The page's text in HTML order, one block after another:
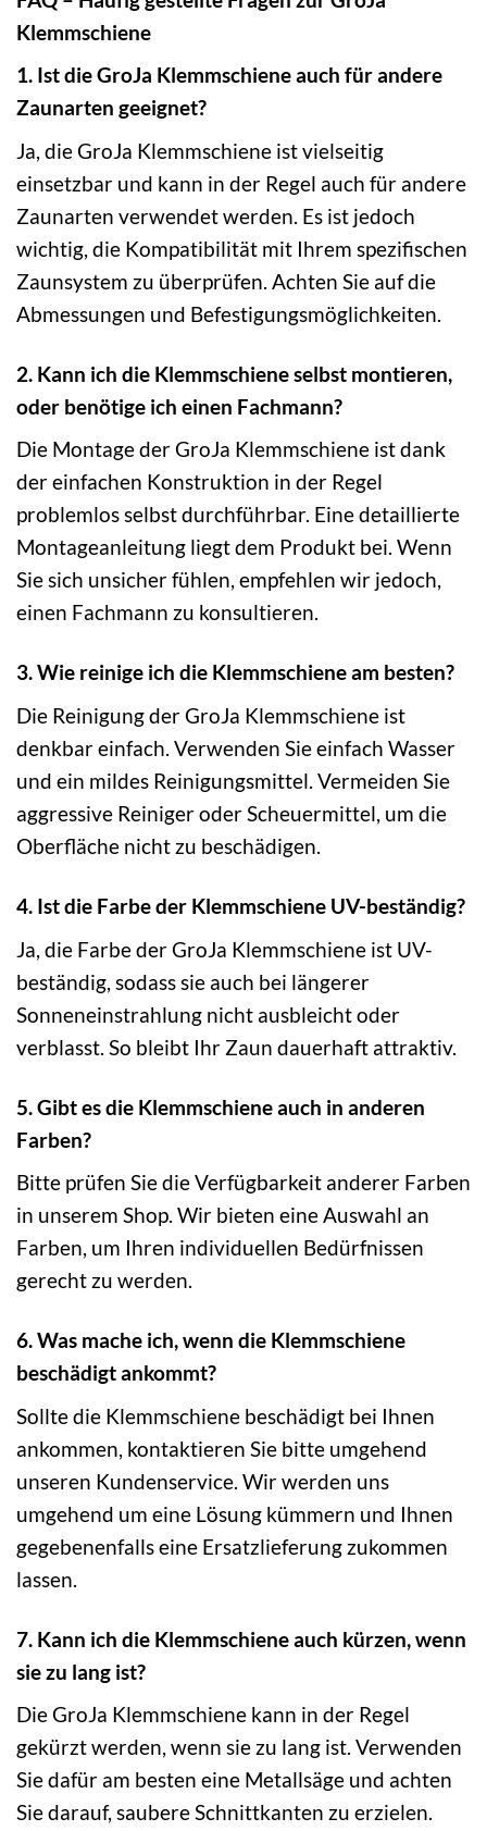
Klemmschiene
1. Ist die GroJa Klemmschiene auch für andere
Zaunarten geeignet?
Ja, die GroJa Klemmschiene ist vielseitig
einsetzbar und kann in der Regel auch für andere
Zaunarten verwendet werden. Es ist jedoch
wichtig, die Kompatibilität mit Ihrem spezifischen
Zaunsystem zu überprüfen. Achten Sie auf die
Abmessungen und Befestigungsmöglichkeiten.
2. Kann ich die Klemmschiene selbst montieren,
oder benötige ich einen Fachmann?
Die Montage der GroJa Klemmschiene ist dank
der einfachen Konstruktion in der Regel
problemlos selbst durchführbar. Eine detaillierte
Montageanleitung liegt dem Produkt bei. Wenn
Sie sich unsicher fühlen, empfehlen wir jedoch,
einen Fachmann zu konsultieren.
3. Wie reinige ich die Klemmschiene am besten?
Die Reinigung der GroJa Klemmschiene ist
denkbar einfach. Verwenden Sie einfach Wasser
und ein mildes Reinigungsmittel. Vermeiden Sie
aggressive Reiniger oder Scheuermittel, um die
Oberfläche nicht zu beschädigen.
4. Ist die Farbe der Klemmschiene UV-beständig?
Ja, die Farbe der GroJa Klemmschiene ist UV-
beständig, sodass sie auch bei längerer
Sonneneinstrahlung nicht ausbleicht oder
verblasst. So bleibt Ihr Zaun dauerhaft attraktiv.
5. Gibt es die Klemmschiene auch in anderen
Farben?
Bitte prüfen Sie die Verfügbarkeit anderer Farben
in unserem Shop. Wir bieten eine Auswahl an
Farben, um Ihren individuellen Bedürfnissen
gerecht zu werden.
6. Was mache ich, wenn die Klemmschiene
beschädigt ankommt?
Sollte die Klemmschiene beschädigt bei Ihnen
ankommen, kontaktieren Sie bitte umgehend
unseren Kundenservice. Wir werden uns
umgehend um eine Lösung kümmern und Ihnen
gegebenenfalls eine Ersatzlieferung zukommen
lassen.
7. Kann ich die Klemmschiene auch kürzen, wenn
sie zu lang ist?
Die GroJa Klemmschiene kann in der Regel
gekürzt werden, wenn sie zu lang ist. Verwenden
Sie dafür am besten eine Metallsäge und achten
Sie darauf, saubere Schnittkanten zu erzielen.